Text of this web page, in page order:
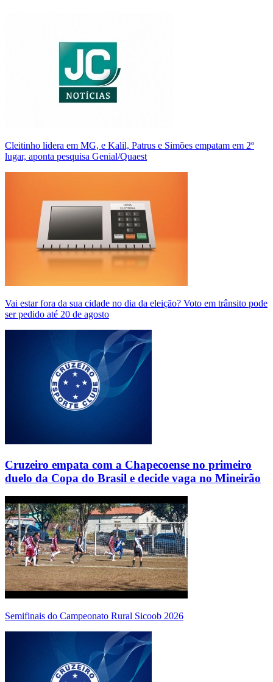
Cleitinho lidera em MG, e Kalil, Patrus e Simões empatam em 2º
lugar, aponta pesquisa Genial/Quaest
Vai estar fora da sua cidade no dia da eleição? Voto em trânsito pode
ser pedido até 20 de agosto
Cruzeiro empata com a Chapecoense no primeiro
duelo da Copa do Brasil e decide vaga no Mineirão
Semifinais do Campeonato Rural Sicoob 2026